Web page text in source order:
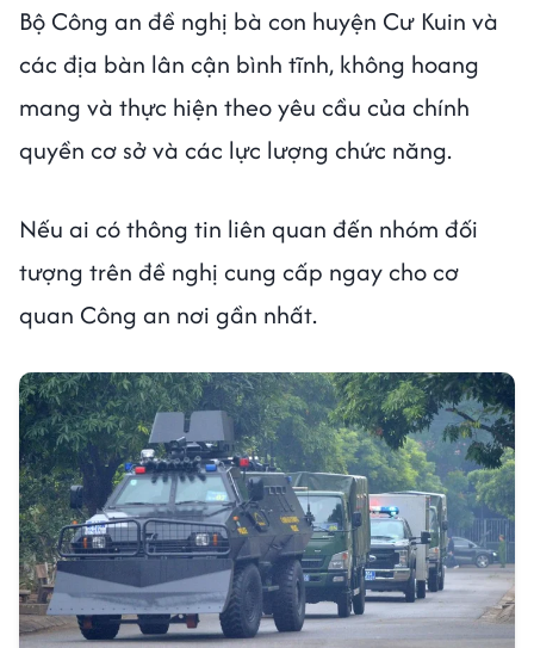
Bộ Công an đề nghị bà con huyện Cư Kuin và
các địa bàn lân cận bình tĩnh, không hoang
mang và thực hiện theo yêu cầu của chính
quyền cơ sở và các lực lượng chức năng.
Nếu ai có thông tin liên quan đến nhóm đối
tượng trên đề nghị cung cấp ngay cho cơ
quan Công an nơi gần nhất.